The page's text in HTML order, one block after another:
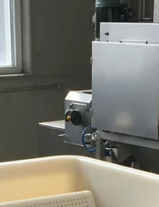
dan aroma kopi. Jika pengeringan tidak
merata, biji kopi bisa mengalami over-dry
atau masih lembap di bagian tertentu. Di
sinilah tray pengeringan biji kopi berperan
penting sebagai solusi teknis yang sering
luput diperhatikan. Tray pengeringan biji
kopi fiberglass. Masalah Umum dalam
Proses Pengeringan Kopi P